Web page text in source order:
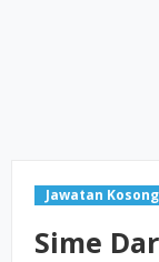
Jawatan Kosong
Sime